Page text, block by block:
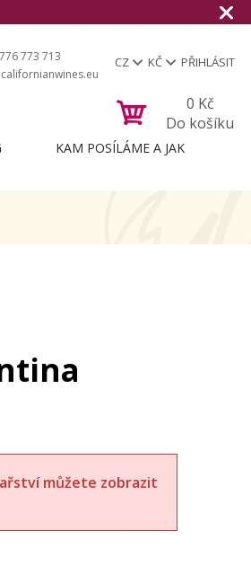
773 713
CZ KČ PŘIHLÁSIT
0 Kč
Do košíku
KAM POSÍLÁME A JAK
můžete zobrazit